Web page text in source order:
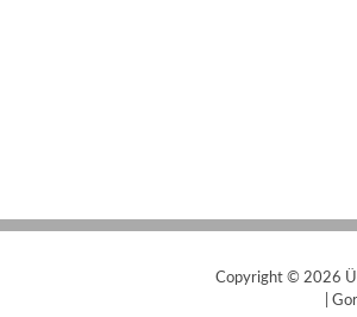
Copyright © 2026